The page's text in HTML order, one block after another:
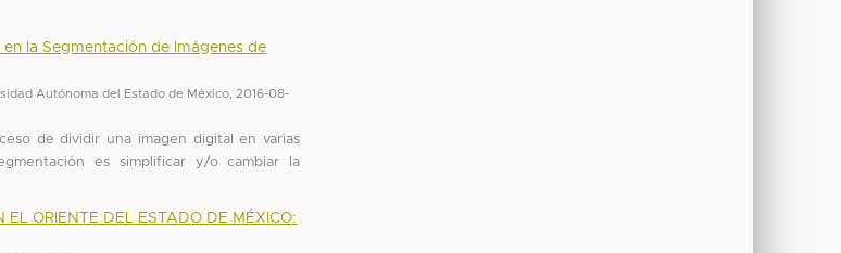
la Segmentación de Imágenes de
Autónoma del Estado de México
2016-08-
de dividir una imagen digital en varias
es simplificar y/o cambiar la
ORIENTE DEL ESTADO DE MÉXICO: